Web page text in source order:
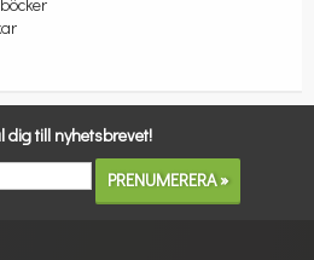
dig till nyhetsbrevet!